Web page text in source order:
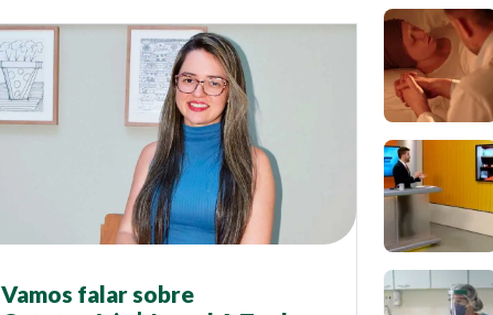
Vamos falar sobre